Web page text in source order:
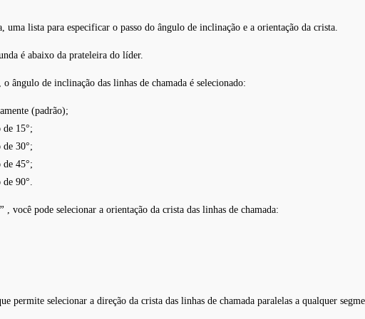
lista para especificar o passo do ângulo de inclinação e a orientação da crista.
é abaixo da prateleira do líder.
, o ângulo de inclinação das linhas de chamada é selecionado:
(padrão);
15°;
30°;
45°;
90°.
, você pode selecionar a orientação da crista das linhas de chamada:
permite selecionar a direção da crista das linhas de chamada paralelas a qualquer